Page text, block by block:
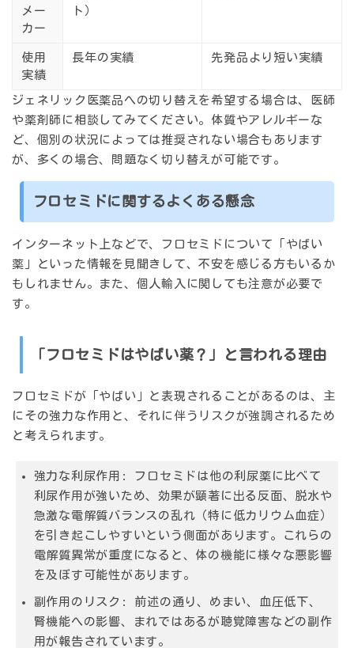
メー
カー
ト）
使用
実績
長年の実績 先発品より短い実績
ジェネリック医薬品への切り替えを希望する場合は、医師
や薬剤師に相談してみてください。体質やアレルギーな
ど、個別の状況によっては推奨されない場合もあります
が、多くの場合、問題なく切り替えが可能です。
フロセミドに関するよくある懸念
インターネット上などで、フロセミドについて「やばい
薬」といった情報を見聞きして、不安を感じる方もいるか
もしれません。また、個人輸入に関しても注意が必要で
す。
「フロセミドはやばい薬？」と言われる理由
フロセミドが「やばい」と表現されることがあるのは、主
にその強力な作用と、それに伴うリスクが強調されるため
と考えられます。
強力な利尿作用:
フロセミドは他の利尿薬に比べて
利尿作用が強いため、効果が顕著に出る反面、脱水や
急激な電解質バランスの乱れ（特に低カリウム血症）
を引き起こしやすいという側面があります。これらの
電解質異常が重度になると、体の機能に様々な悪影響
を及ぼす可能性があります。
副作用のリスク:
前述の通り、めまい、血圧低下、
腎機能への影響、まれではあるが聴覚障害などの副作
用が報告されています。